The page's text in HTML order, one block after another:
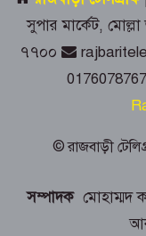
সুপার মার্কেট,
৭৭০০
© রাজবাড়ী
সম্পাদক মোহাম্মদ